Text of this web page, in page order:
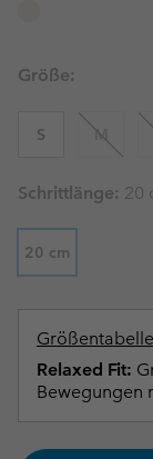
Größe:
S M
Schrittlänge: 20
20 cm
Größentabelle
Relaxed Fit:
Bewegungen